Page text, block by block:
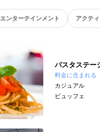
エンターテインメント アクテ
パスタステー
料金に含まれる
カジュアル
ビュッフェ